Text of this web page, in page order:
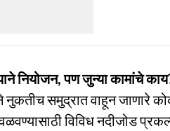
नियोजन, पण जुन्या कामांचे
समुद्रात वाहून जाणारे
विविध नदीजोड